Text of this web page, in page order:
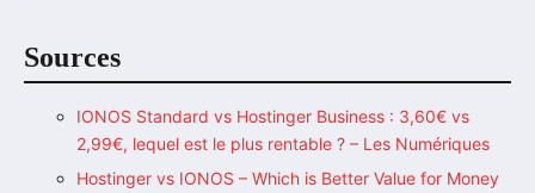
Sources
IONOS Standard vs Hostinger Business : 3,60€ vs
2,99€, lequel est le plus rentable ? – Les Numériques
Hostinger vs IONOS – Which is Better Value for Money